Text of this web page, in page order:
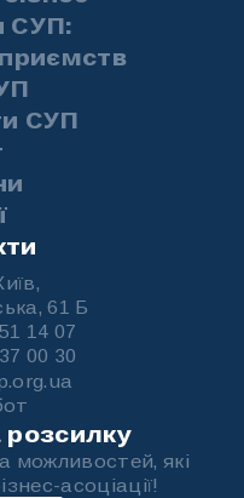
61 Б
14 07
00 30
СУП:
СУП
можливостей, які
асоціації!